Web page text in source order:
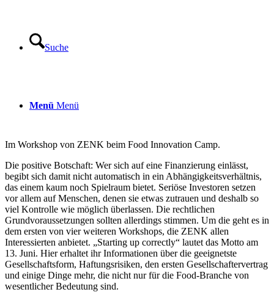
Suche
Menü Menü
Im Workshop von ZENK beim Food Innovation Camp.
Die positive Botschaft: Wer sich auf eine Finanzierung einlässt,
begibt sich damit nicht automatisch in ein Abhängigkeitsverhältnis,
das einem kaum noch Spielraum bietet. Seriöse Investoren setzen
vor allem auf Menschen, denen sie etwas zutrauen und deshalb so
viel Kontrolle wie möglich überlassen. Die rechtlichen
Grundvoraussetzungen sollten allerdings stimmen. Um die geht es in
dem ersten von vier weiteren Workshops, die ZENK allen
Interessierten anbietet. „Starting up correctly“ lautet das Motto am
13. Juni. Hier erhaltet ihr Informationen über die geeignetste
Gesellschaftsform, Haftungsrisiken, den ersten Gesellschaftervertrag
und einige Dinge mehr, die nicht nur für die Food-Branche von
wesentlicher Bedeutung sind.